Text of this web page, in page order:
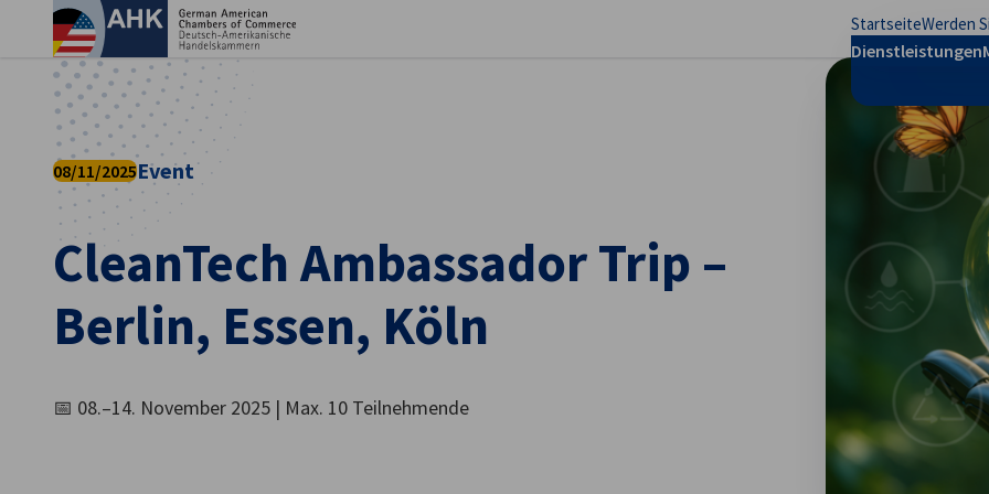
StartseiteWerden
Dienstleistungen
CleanTech Ambassador Trip –
Berlin, Essen, Köln
08/11/2025Event
📅 08.–14. November 2025 | Max. 10 Teilnehmende